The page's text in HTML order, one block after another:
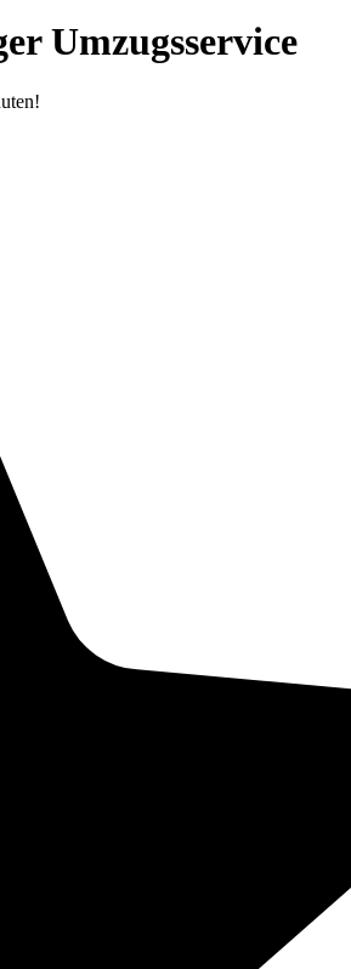
Umzugsservice